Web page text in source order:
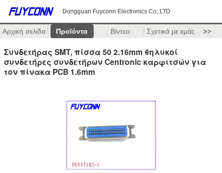
Dongguan Fuyconn Electronics Co,.LTD
Αρχική σελίδα Προϊόντα Βίντεο Σχετικά με εμάς >>
Συνδετήρας SMT, πίσσα 50 2.16mm θηλυκοί
συνδετήρες συνδετήρων Centronic καρφιτσών για
τον πίνακα PCB 1.6mm